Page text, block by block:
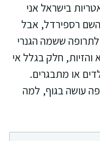
בישראל אני
השם רספירדל, אבל
ששמה הגנרי
והזיות, חלק בגלל אי
או מתבגרים.
עושה בגוף, למה